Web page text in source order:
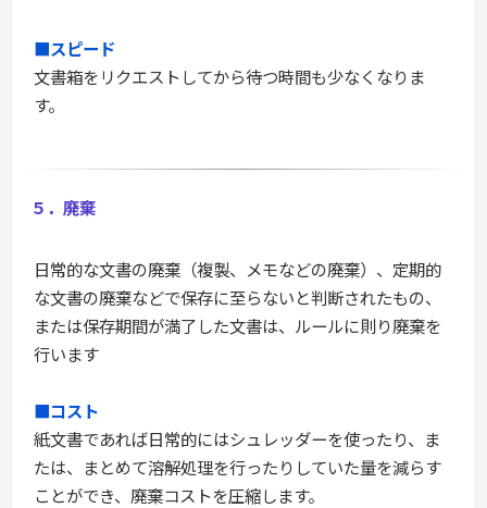
■スピード
文書箱をリクエストしてから待つ時間も少なくなりま
す。
５．廃棄
日常的な文書の廃棄（複製、メモなどの廃棄）、定期的
な文書の廃棄などで保存に至らないと判断されたもの、
または保存期間が満了した文書は、ルールに則り廃棄を
行います
■コスト
紙文書であれば日常的にはシュレッダーを使ったり、ま
たは、まとめて溶解処理を行ったりしていた量を減らす
ことができ、廃棄コストを圧縮します。